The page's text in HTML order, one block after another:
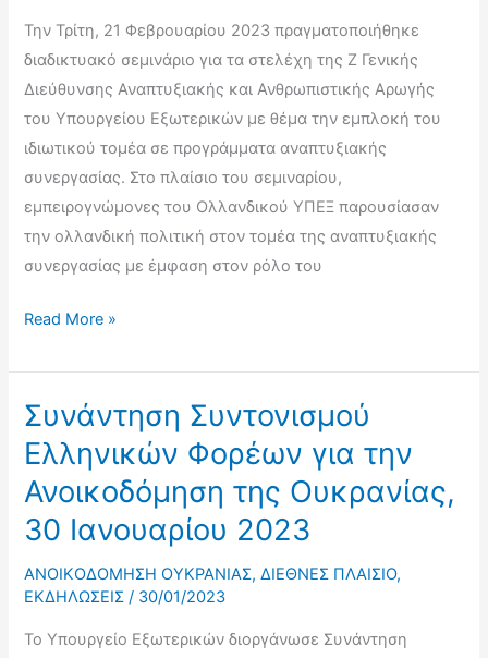
αναπτυσσόμενες
(Αθήνα,
Νοεμβρίου
Την Τρίτη, 21 Φεβρουαρίου 2023 πραγματοποιήθηκε
διαδικτυακό σεμινάριο για τα στελέχη της Ζ Γενικής
Διεύθυνσης Αναπτυξιακής και Ανθρωπιστικής Αρωγής
του Υπουργείου Εξωτερικών με θέμα την εμπλοκή του
ιδιωτικού τομέα σε προγράμματα αναπτυξιακής
συνεργασίας. Στο πλαίσιο του σεμιναρίου,
εμπειρογνώμονες του Ολλανδικού ΥΠΕΞ παρουσίασαν
την ολλανδική πολιτική στον τομέα της αναπτυξιακής
συνεργασίας με έμφαση στον ρόλο του
Διαδικτυακό
για
την
του
Ιδιωτικού
Τομέα
Προγράμματα
Συνεργασίας,
Read More »
Συνάντηση Συντονισμού
Ελληνικών Φορέων για την
Ανοικοδόμηση της Ουκρανίας,
30 Ιανουαρίου 2023
ΑΝΟΙΚΟΔΟΜΗΣΗ ΟΥΚΡΑΝΙΑΣ,ΔΙΕΘΝΕΣ ΠΛΑΙΣΙΟ,
ΕΚΔΗΛΩΣΕΙΣ / 30/01/2023
Το Υπουργείο Εξωτερικών διοργάνωσε Συνάντηση